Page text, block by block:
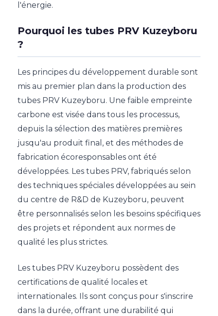
l'énergie.
Pourquoi les tubes PRV Kuzeyboru
?
Les principes du développement durable sont
mis au premier plan dans la production des
tubes PRV Kuzeyboru. Une faible empreinte
carbone est visée dans tous les processus,
depuis la sélection des matières premières
jusqu'au produit final, et des méthodes de
fabrication écoresponsables ont été
développées. Les tubes PRV, fabriqués selon
des techniques spéciales développées au sein
du centre de R&D de Kuzeyboru, peuvent
être personnalisés selon les besoins spécifiques
des projets et répondent aux normes de
qualité les plus strictes.
Les tubes PRV Kuzeyboru possèdent des
certifications de qualité locales et
internationales. Ils sont conçus pour s'inscrire
dans la durée, offrant une durabilité qui